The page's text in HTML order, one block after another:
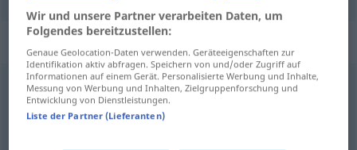
„verzehren“: reflexives Verb
verzehrenv/r <ohnege> GEH
Übersicht aller Übersetzungen
Wir und unsere Partner verarbeiten Daten, um
Folgendes bereitzustellen:
Genaue Geolocation-Daten verwenden. Geräteeigenschaften zur
Identifikation aktiv abfragen. Speichern von und/oder Zugriff auf
Informationen auf einem Gerät. Personalisierte Werbung und Inhalte,
Messung von Werbung und Inhalten, Zielgruppenforschung und
Entwicklung von Dienstleistungen.
Liste der Partner (Lieferanten)